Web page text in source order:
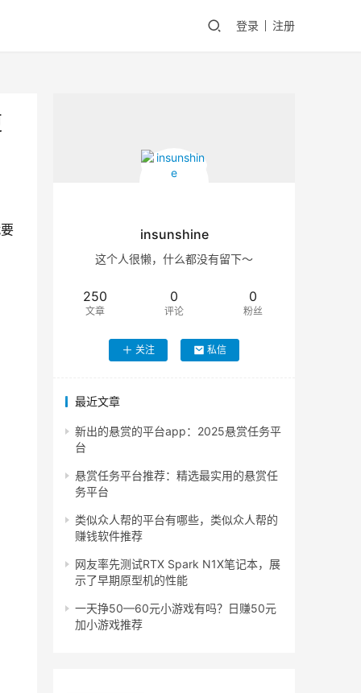
登录 注册
insunshine
这个人很懒，什么都没有留下～
250
文章
0
评论
0
粉丝
关注 私信
最近文章
新出的悬赏的平台app：2025悬赏任务平
台
悬赏任务平台推荐：精选最实用的悬赏任
务平台
类似众人帮的平台有哪些，类似众人帮的
赚钱软件推荐
网友率先测试RTX Spark N1X笔记本，展
示了早期原型机的性能
一天挣50—60元小游戏有吗？日赚50元
加小游戏推荐